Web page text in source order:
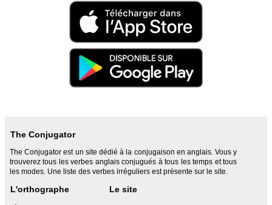
The Conjugator
The Conjugator est un site dédié à la conjugaison en anglais. Vous y
trouverez tous les verbes anglais conjugués à tous les temps et tous
les modes. Une liste des verbes irréguliers est présente sur le site.
L'orthographe Le site